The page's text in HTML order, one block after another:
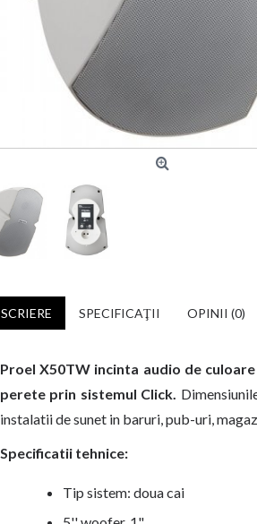
SPECIFICAŢII OPINII (0)
Proel X50TW incinta audio de
perete prin sistemul Click.
instalatii de sunet in baruri, pub-uri,
Specificatii tehnice:
Tip sistem: doua cai